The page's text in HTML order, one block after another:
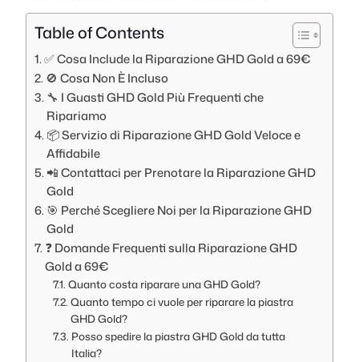
Table of Contents
✅ Cosa Include la Riparazione GHD Gold a 69€
🚫 Cosa Non È Incluso
🔧 I Guasti GHD Gold Più Frequenti che
Ripariamo
📦 Servizio di Riparazione GHD Gold Veloce e
Affidabile
📲 Contattaci per Prenotare la Riparazione GHD
Gold
🎯 Perché Scegliere Noi per la Riparazione GHD
Gold
❓ Domande Frequenti sulla Riparazione GHD
Gold a 69€
Quanto costa riparare una GHD Gold?
Quanto tempo ci vuole per riparare la piastra
GHD Gold?
Posso spedire la piastra GHD Gold da tutta
Italia?